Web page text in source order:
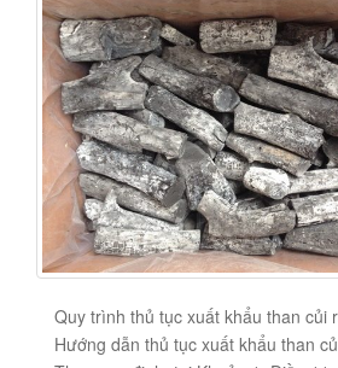
Quy trình thủ tục xuất khẩu than củi
Hướng dẫn thủ tục xuất khẩu than